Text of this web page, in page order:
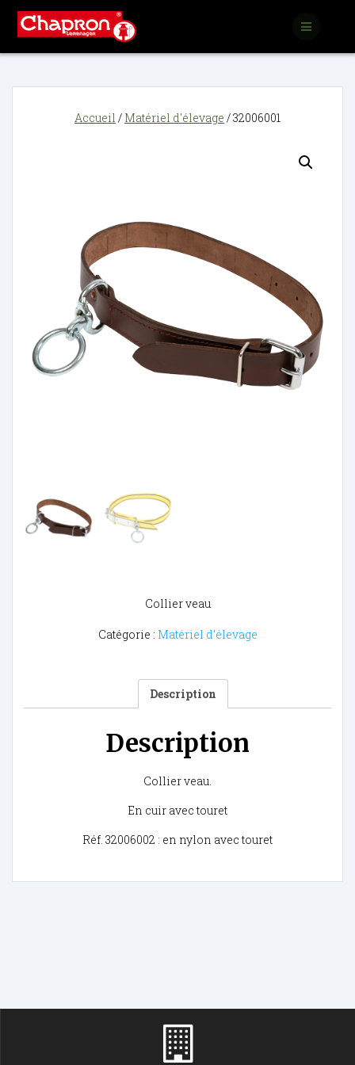
Accueil / Matériel d'élevage / 32006001
Collier veau
Catégorie : Matériel d'élevage
Description
Description
Collier veau.
En cuir avec touret
Réf. 32006002 : en nylon avec touret